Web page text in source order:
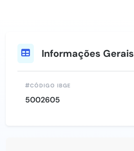
Informações Gerais
CÓDIGO IBGE
5002605